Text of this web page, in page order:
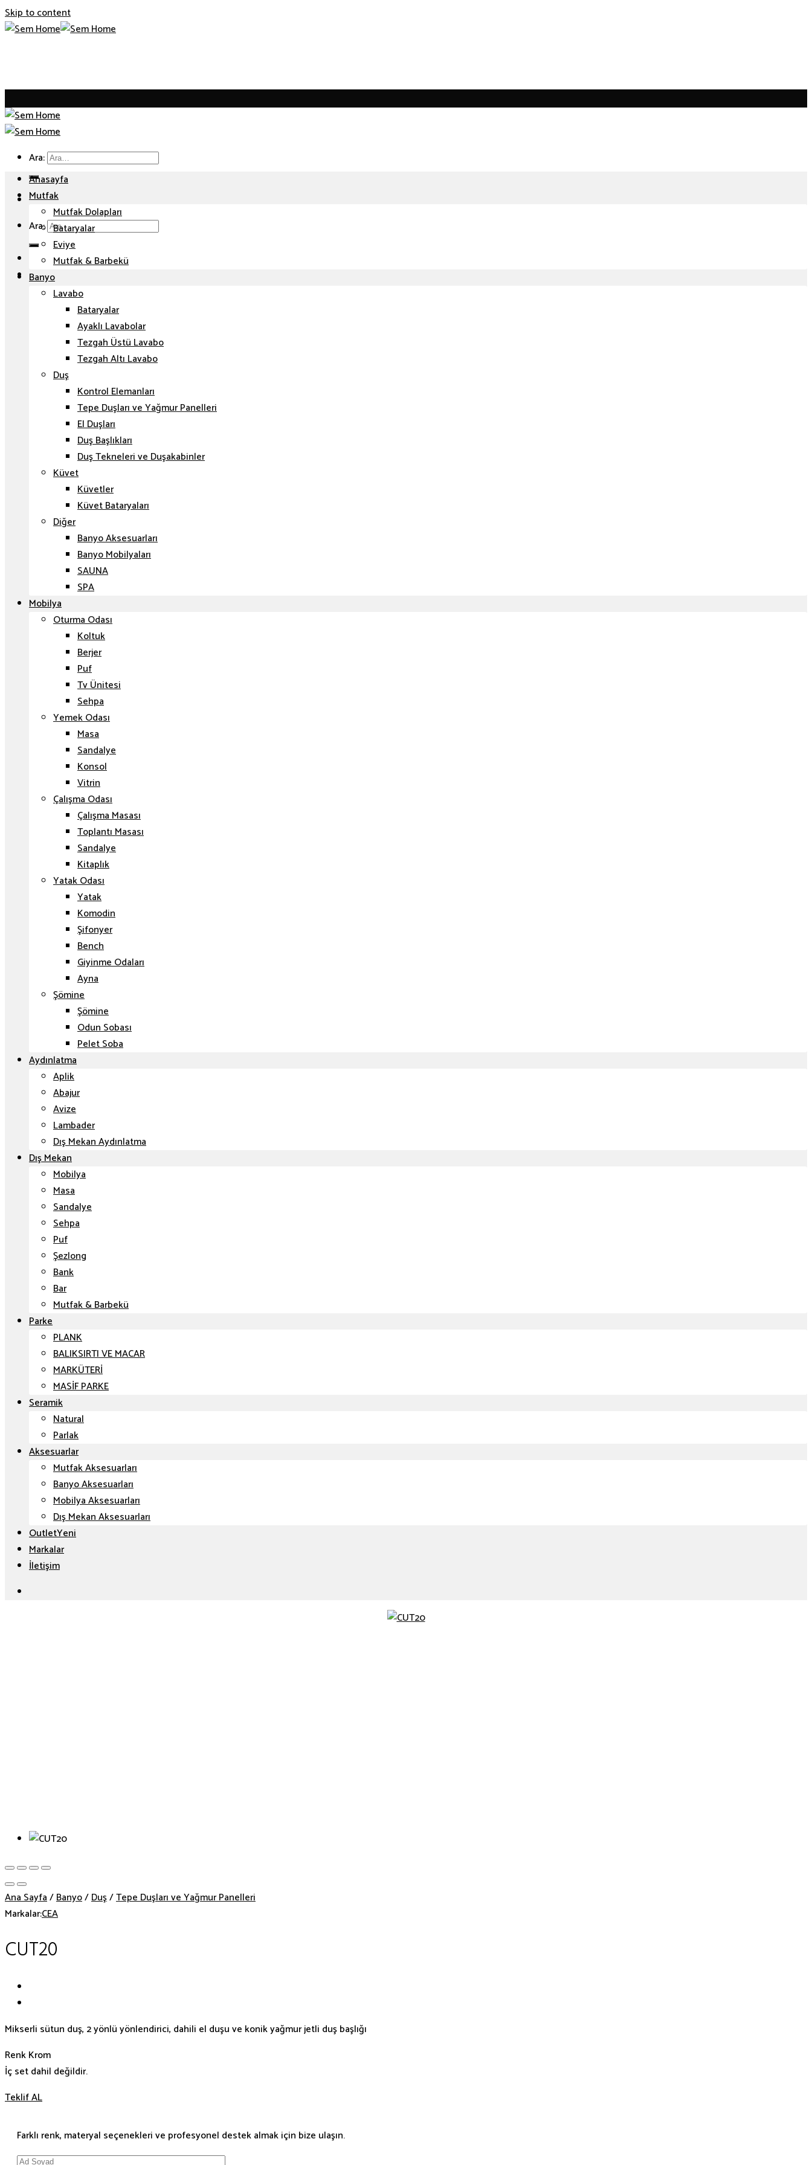
Skip to content
Ara:
Ara:
Anasayfa
Mutfak
Mutfak Dolapları
Bataryalar
Eviye
Mutfak & Barbekü
Banyo
Lavabo
Bataryalar
Ayaklı Lavabolar
Tezgah Üstü Lavabo
Tezgah Altı Lavabo
Duş
Kontrol Elemanları
Tepe Duşları ve Yağmur Panelleri
El Duşları
Duş Başlıkları
Duş Tekneleri ve Duşakabinler
Küvet
Küvetler
Küvet Bataryaları
Diğer
Banyo Aksesuarları
Banyo Mobilyaları
SAUNA
SPA
Mobilya
Oturma Odası
Koltuk
Berjer
Puf
Tv Ünitesi
Sehpa
Yemek Odası
Masa
Sandalye
Konsol
Vitrin
Çalışma Odası
Çalışma Masası
Toplantı Masası
Sandalye
Kitaplık
Yatak Odası
Yatak
Komodin
Şifonyer
Bench
Giyinme Odaları
Ayna
Şömine
Şömine
Odun Sobası
Pelet Soba
Aydınlatma
Aplik
Abajur
Avize
Lambader
Dış Mekan Aydınlatma
Dış Mekan
Mobilya
Masa
Sandalye
Sehpa
Puf
Şezlong
Bank
Bar
Mutfak & Barbekü
Parke
PLANK
BALIKSIRTI VE MACAR
MARKÜTERİ
MASİF PARKE
Seramik
Natural
Parlak
Aksesuarlar
Mutfak Aksesuarları
Banyo Aksesuarları
Mobilya Aksesuarları
Dış Mekan Aksesuarları
Outlet
Markalar
İletişim
Ana Sayfa/Banyo/Duş/Tepe Duşları ve Yağmur Panelleri
Markalar:CEA
CUT20
Mikserli sütun duş, 2 yönlü yönlendirici, dahili el duşu ve konik yağmur jetli duş başlığı
Renk Krom
İç set dahil değildir.
Teklif AL
Farklı renk, materyal seçenekleri ve profesyonel destek almak için bize ulaşın.